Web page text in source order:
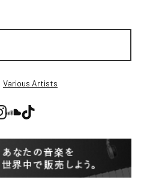
Various Artists